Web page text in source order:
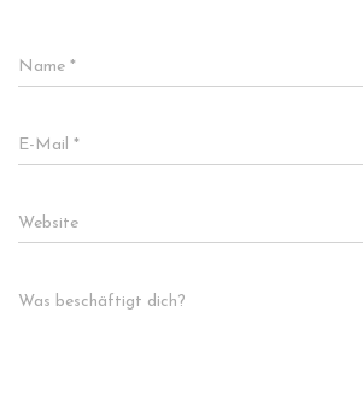
Name *
E-Mail *
Website
Was beschäftigt dich?